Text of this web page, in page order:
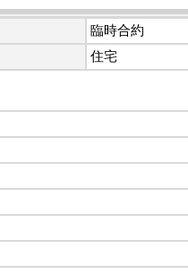
臨時合約
住宅